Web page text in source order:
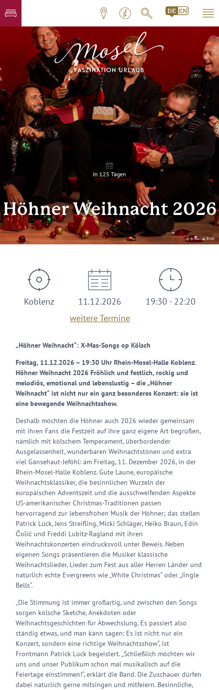
© © Marcel Brell
In 125 Tagen
Höhner Weihnacht 2026
Koblenz
11.12.2026
weitere Termine
19:30 - 22:20
„Höhner Weihnacht“: X-Mas-Songs op Kölsch
Freitag, 11.12.2026 – 19:30 Uhr Rhein-Mosel-Halle Koblenz.
Höhner Weihnacht 2026 Fröhlich und festlich, rockig und
melodiös, emotional und lebenslustig – die „Höhner
Weihnacht“ ist nicht nur ein ganz besonderes Konzert: sie ist
eine bewegende Weihnachtsshow.
Deshalb möchten die Höhner auch 2026 wieder gemeinsam
mit ihren Fans die Festzeit auf ihre ganz eigene Art begrüßen,
nämlich mit kölschem Temperament, überbordender
Ausgelassenheit, wunderbaren Weihnachtstönen und extra
viel Gänsehaut-Jeföhl: am Freitag, 11. Dezember 2026, in der
Rhein-Mosel-Halle Koblenz. Gute Laune, europäische
Weihnachtsklassiker, die besinnlichen Wurzeln der
europäischen Adventszeit und die ausschweifenden Aspekte
US-amerikanischer Christmas-Traditionen passen
hervorragend zur lebensfrohen Musik der Höhner; das stellen
Patrick Lück, Jens Streifling, Micki Schläger, Heiko Braun, Edin
Čolić und Freddi Lubitz-Ragland mit ihren
Weihnachtskonzerten eindrucksvoll unter Beweis. Neben
eigenen Songs präsentieren die Musiker klassische
Weihnachtslieder, Lieder zum Fest aus aller Herren Länder und
natürlich echte Evergreens wie „White Christmas“ oder „Jingle
Bells“.
„Die Stimmung ist immer großartig, und zwischen den Songs
sorgen kölsche Sketche, Anekdoten oder
Weihnachtsgeschichten für Abwechslung. Es passiert also
ständig etwas, und man kann sagen: Es ist nicht nur ein
Konzert, sondern eine richtige Weihnachtsshow“, ist
Frontmann Patrick Lück begeistert. „Schließlich möchten wir
uns und unser Publikum schon mal musikalisch auf die
Feiertage einstimmen!“, erklärt die Band. Die Zuschauer dürfen
dabei natürlich gerne mitsingen und mitfeiern. Besinnliche,